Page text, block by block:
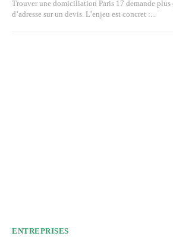
Trouver une domiciliation Paris 17 demande plus
d’adresse sur un devis. L’enjeu est concret :...
ENTREPRISES